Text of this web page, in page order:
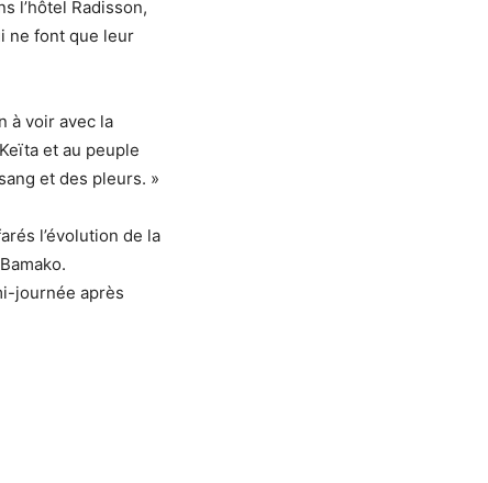
l’hôtel Radisson,
ne font que leur
à voir avec la
et au peuple
et des pleurs. »
l’évolution de la
journée après